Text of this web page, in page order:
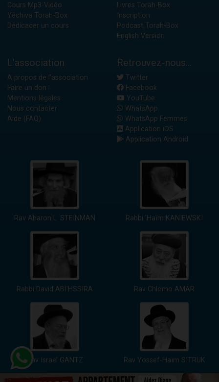
Cours Mp3-Vidéo
Yéchiva Torah-Box
Dédicacer un cours
Livres Torah-Box
Inscription
Podcast Torah-Box
English Version
L'association
A propos de l'association
Faire un don !
Mentions légales
Nous contacter
Aide (FAQ)
Retrouvez-nous...
Twitter
Facebook
YouTube
WhatsApp
WhatsApp Femmes
Application iOS
Application Android
Rav Aharon L. STEINMAN Rabbi 'Haïm KANIEWSKI
Rabbi David ABI'HSSIRA Rav Chlomo AMAR
Rav Israël GANTZ Rav Yossef-Haïm SITRUK